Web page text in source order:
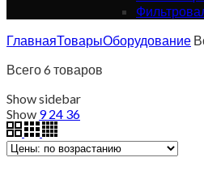
ГлавнаяТоварыОборудование
Всего 6 товаров
Show sidebar
Show 9 24 36